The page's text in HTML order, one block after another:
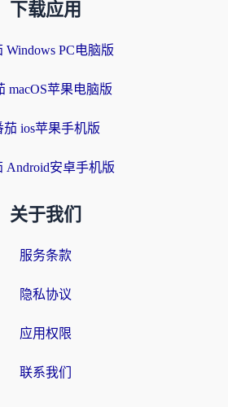
下载应用
Windows PC电脑版
macOS苹果电脑版
茄 ios苹果手机版
Android安卓手机版
关于我们
服务条款
隐私协议
应用权限
联系我们